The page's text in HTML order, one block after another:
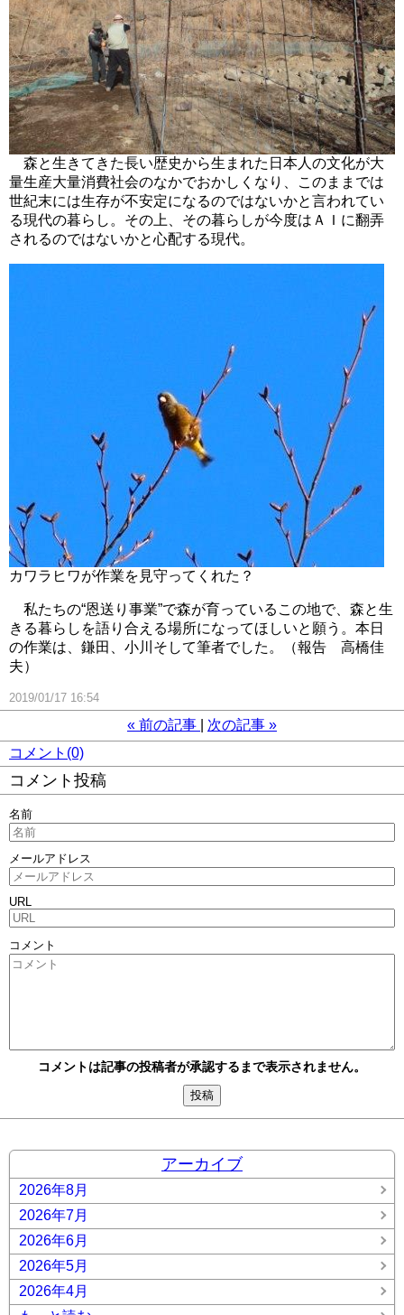
森と生きてきた長い歴史から生まれた日本人の文化が大
量生産大量消費社会のなかでおかしくなり、このままでは
世紀末には生存が不安定になるのではないかと言われてい
る現代の暮らし。その上、その暮らしが今度はＡＩに翻弄
されるのではないかと心配する現代。
カワラヒワが作業を見守ってくれた？
私たちの“恩送り事業”で森が育っているこの地で、森と生
きる暮らしを語り合える場所になってほしいと願う。本日
の作業は、鎌田、小川そして筆者でした。（報告 高橋佳
夫）
2019/01/17 16:54
« 前の記事 次の記事 »
コメント(0)
コメント投稿
名前
メールアドレス
URL
コメント
コメントは記事の投稿者が承認するまで表示されません。
アーカイブ
2026年8月
2026年7月
2026年6月
2026年5月
2026年4月